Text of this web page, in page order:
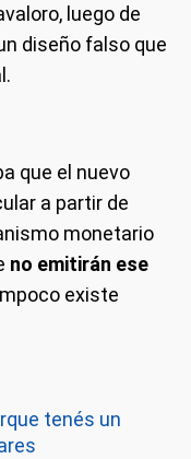
luego de
diseño falso que
que el nuevo
a partir de
monetario
no emitirán ese
existe
tenés un